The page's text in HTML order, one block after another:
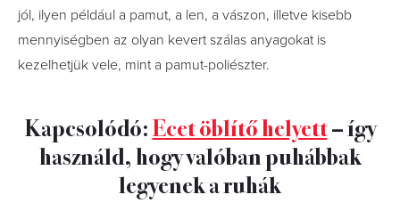
jól, ilyen például a pamut, a len, a vászon, illetve kisebb
mennyiségben az olyan kevert szálas anyagokat is
kezelhetjük vele, mint a pamut-poliészter.
Kapcsolódó:Ecet öblítő helyett– így
használd, hogy valóban puhábbak
legyenek a ruhák